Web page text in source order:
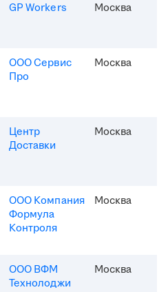
GP Workers Москва
ООО Сервис
Про
Москва
Центр
Доставки
Москва
ООО Компания
Формула
Контроля
Москва
ООО ВФМ
Технолоджи
Москва